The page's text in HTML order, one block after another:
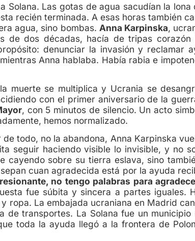
Las gotas de agua sacudían la lona
recién terminada. A esas horas también
agua, sino bombas. Anna Karpinska,
de dos décadas, hacía de tripas corazón
denunciar la invasión y reclamar
Anna hablaba. Había rabia e
muerte se multiplica y Ucrania se
con el primer aniversario de la
, con 5 minutos de silencio. Un acto
hemos normalizado.
todo, no la abandona, Anna Karpinska
seguir haciendo visible lo invisible, y no
cayendo sobre su tierra eslava, sino
cuan agradecida está por la ayuda
no tengo palabras para
fue súbita y sincera a partes iguales.
ropa. La embajada ucraniana en Madrid
transportes. La Solana fue un municipio
toda la ayuda llegó a la frontera de